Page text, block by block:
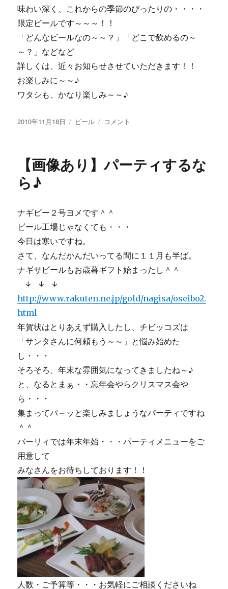
味わい深く、これからの季節のぴったりの・・・・
限定ビールです～～～！！
「どんなビールなの～～？」「どこで飲めるの～
～？」などなど
詳しくは、近々お知らせさせていただきます！！
お楽しみに～～♪
ワタシも、かなり楽しみ～～♪
投
2010年11月18日
カ
ー
ビール
【画
と
な
が
本
禁。
コメント
【画像あり】パーティするな
ら♪
ナギビー２号ヨメです＾＾
ビール工場じゃなくても・・・
今日は寒いですね。
さて、なんだかんだいってる間に１１月も半ば。
ナギサビールもお歳暮ギフト始まったし＾＾
↓ ↓ ↓
http://www.rakuten.ne.jp/gold/nagisa/oseibo2.
html
年賀状はとりあえず購入したし、チビッコズは
「サンタさんに何頼もう～～」と悩み始めた
し・・・
そろそろ、年末な雰囲気になってきましたね～♪
と、なるとまぁ・・忘年会やらクリスマス会や
ら・・・
集まってパ～ッと楽しみましょうなパーティですね
＾＾
バーリィでは年末年始・・・パーティメニューをご
用意して
みなさんをお待ちしております！！
人数・ご予算等・・・お気軽にご相談くださいね